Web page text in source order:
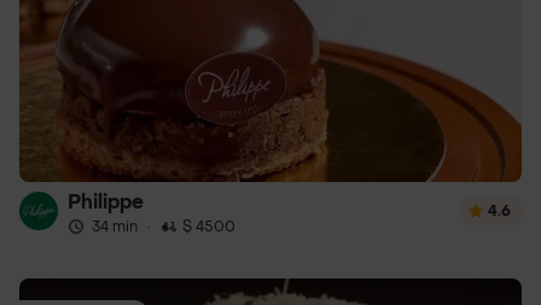
Philippe
34 min · $ 4500
4.6